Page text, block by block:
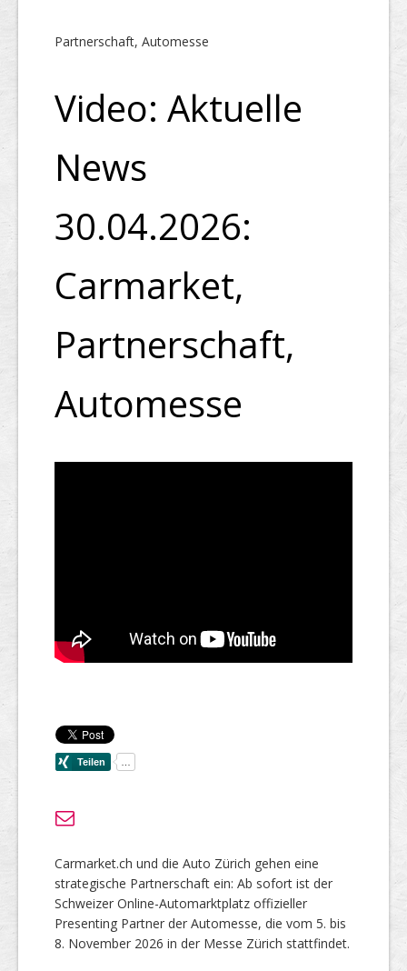
Partnerschaft, Automesse
Video: Aktuelle
News
30.04.2026:
Carmarket,
Partnerschaft,
Automesse
Carmarket.ch und die Auto Zürich gehen eine
strategische Partnerschaft ein: Ab sofort ist der
Schweizer Online-Automarktplatz offizieller
Presenting Partner der Automesse, die vom 5. bis
8. November 2026 in der Messe Zürich stattfindet.